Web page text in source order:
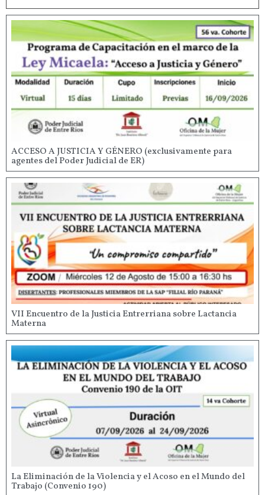
ACCESO A JUSTICIA Y GÉNERO (exclusivamente para
agentes del Poder Judicial de ER)
VII Encuentro de la Justicia Entrerriana sobre Lactancia
Materna
La Eliminación de la Violencia y el Acoso en el Mundo del
Trabajo (Convenio 190)